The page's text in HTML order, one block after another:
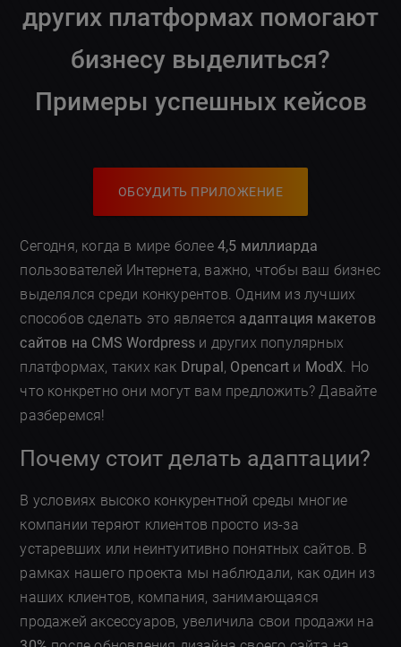
других платформах помогают
бизнесу выделиться?
Примеры успешных кейсов
ОБСУДИТЬ ПРИЛОЖЕНИЕ
Сегодня, когда в мире более4,5 миллиарда
пользователей Интернета, важно, чтобы ваш бизнес
выделялся среди конкурентов. Одним из лучших
способов сделать это является адаптация макетов
сайтов на CMS Wordpress и других популярных
платформах, таких как Drupal , Opencart и ModX. Но
что конкретно они могут вам предложить? Давайте
разберемся!
Почему стоит делать адаптации?
В условиях высоко конкурентной среды многие
компании теряют клиентов просто из-за
устаревших или неинтуитивно понятных сайтов. В
рамках нашего проекта мы наблюдали, как один из
наших клиентов, компания, занимающаяся
продажей аксессуаров, увеличила свои продажи на